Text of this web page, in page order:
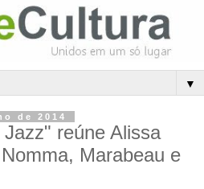
▼
de 2014
reúne Alissa
Marabeau e